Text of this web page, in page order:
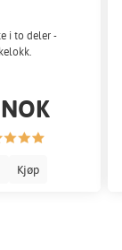
i to deler -
Kjøp